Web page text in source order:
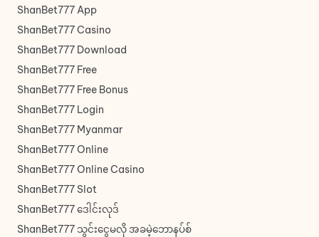
ShanBet777 App
ShanBet777 Casino
ShanBet777 Download
ShanBet777 Free
ShanBet777 Free Bonus
ShanBet777 Login
ShanBet777 Myanmar
ShanBet777 Online
ShanBet777 Online Casino
ShanBet777 Slot
ShanBet777 ဒေါင်းလုဒ်
ShanBet777 သွင်းငွေမလို အခမဲ့ဘောနပ်စ်